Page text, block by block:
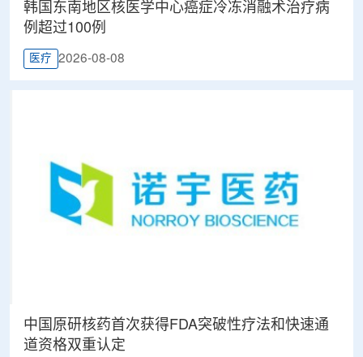
韩国东南地区核医学中心癌症冷冻消融术治疗病
例超过100例
医疗 2026-08-08
中国原研核药首次获得FDA突破性疗法和快速通
道资格双重认定